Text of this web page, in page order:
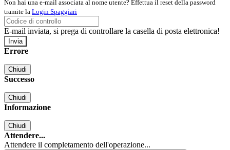
Non hai una e-mail associata al nome utente? Effettua il reset della password
tramite la Login Spaggiari
E-mail inviata, si prega di controllare la casella di posta elettronica!
Errore
Chiudi
Successo
Chiudi
Informazione
Chiudi
Attendere...
Attendere il completamento dell'operazione...